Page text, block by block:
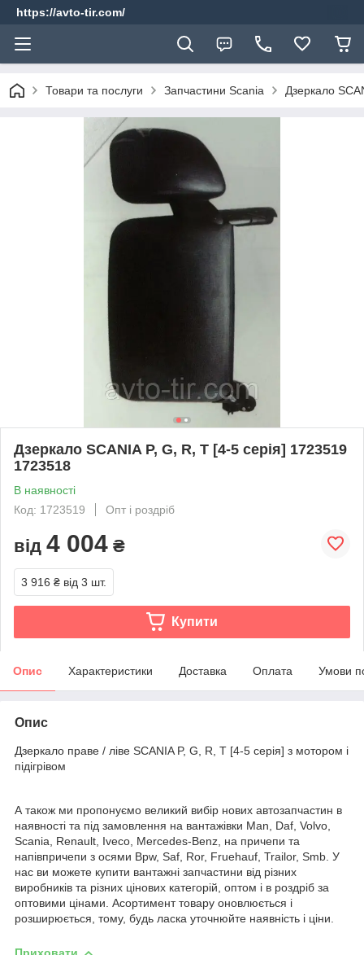
https://avto-tir.com/
Товари та послуги Запчастини Scania Дзеркало
Дзеркало SCANIA P, G, R, T [4-5 серія] 1723519
1723518
В наявності
Код: 1723519
Опт і роздріб
від 4 004 ₴
3 916 ₴ від 3 шт.
Купити
Опис Характеристики Доставка Оплата Умови
Опис
Дзеркало праве / ліве SCANIA P, G, R, T [4-5 серія] з мотором і
підігрівом
А також ми пропонуємо великий вибір нових автозапчастин в
наявності та під замовлення на вантажівки Man, Daf, Volvo,
Scania, Renault, Iveco, Mercedes-Benz, на причепи та
напівпричепи з осями Bpw, Saf, Ror, Fruehauf, Trailor, Smb. У
нас ви можете купити вантажні запчастини від різних
виробників та різних цінових категорій, оптом і в роздріб за
оптовими цінами. Асортимент товару оновлюється і
розширюється, тому, будь ласка уточнюйте наявність і ціни.
Приховати